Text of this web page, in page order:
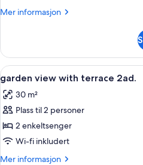
2
child)
Mer informasjon
Mer
balkong,
hageutsikt
(Aquapark
Access
2
+
Åpne
alle
bildene
av
garden
view
with
5
garden view with terrace 2ad.
30 m²
Plass til 2 personer
2 enkeltsenger
Wi-fi inkludert
Mer informasjon
Mer